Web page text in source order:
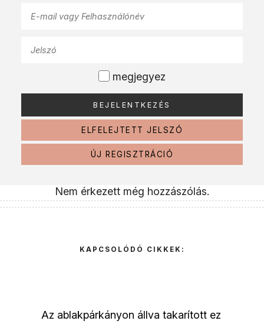
megjegyez
ELFELEJTETT JELSZÓ
ÚJ REGISZTRÁCIÓ
Nem érkezett még hozzászólás.
KAPCSOLÓDÓ CIKKEK:
Az ablakpárkányon állva takarított ez